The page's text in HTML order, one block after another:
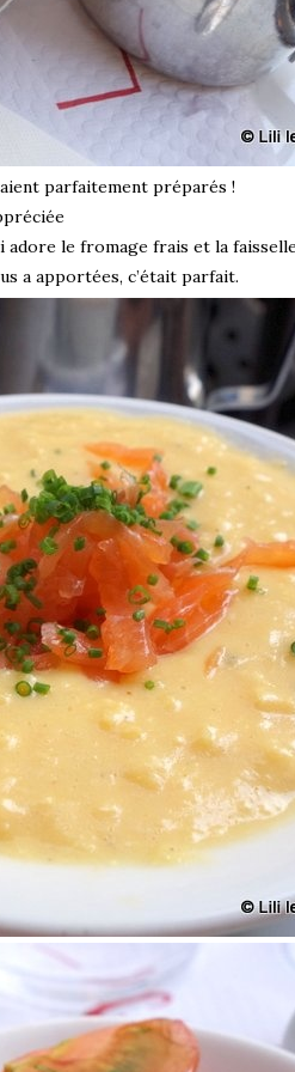
parfaitement préparés !
adore le fromage frais et la
a apportées, c’était parfait.